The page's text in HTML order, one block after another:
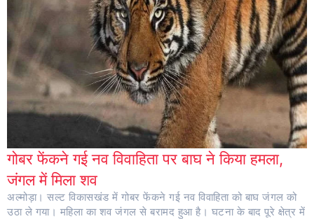
गोबर फेंकने गई नव विवाहिता पर बाघ ने किया हमला,
जंगल में मिला शव
अल्मोड़ा। सल्ट विकासखंड में गोबर फेंकने गई नव विवाहिता को बाघ जंगल को
उठा ले गया। महिला का शव जंगल से बरामद हुआ है। घटना के बाद पूरे क्षेत्र में